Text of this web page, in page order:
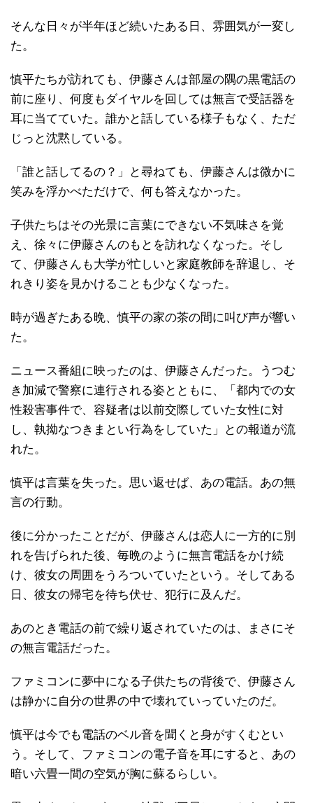
そんな日々が半年ほど続いたある日、雰囲気が一変し
た。
慎平たちが訪れても、伊藤さんは部屋の隅の黒電話の
前に座り、何度もダイヤルを回しては無言で受話器を
耳に当てていた。誰かと話している様子もなく、ただ
じっと沈黙している。
「誰と話してるの？」と尋ねても、伊藤さんは微かに
笑みを浮かべただけで、何も答えなかった。
子供たちはその光景に言葉にできない不気味さを覚
え、徐々に伊藤さんのもとを訪れなくなった。そし
て、伊藤さんも大学が忙しいと家庭教師を辞退し、そ
れきり姿を見かけることも少なくなった。
時が過ぎたある晩、慎平の家の茶の間に叫び声が響い
た。
ニュース番組に映ったのは、伊藤さんだった。うつむ
き加減で警察に連行される姿とともに、「都内での女
性殺害事件で、容疑者は以前交際していた女性に対
し、執拗なつきまとい行為をしていた」との報道が流
れた。
慎平は言葉を失った。思い返せば、あの電話。あの無
言の行動。
後に分かったことだが、伊藤さんは恋人に一方的に別
れを告げられた後、毎晩のように無言電話をかけ続
け、彼女の周囲をうろついていたという。そしてある
日、彼女の帰宅を待ち伏せ、犯行に及んだ。
あのとき電話の前で繰り返されていたのは、まさにそ
の無言電話だった。
ファミコンに夢中になる子供たちの背後で、伊藤さん
は静かに自分の世界の中で壊れていっていたのだ。
慎平は今でも電話のベル音を聞くと身がすくむとい
う。そして、ファミコンの電子音を耳にすると、あの
暗い六畳一間の空気が胸に蘇るらしい。